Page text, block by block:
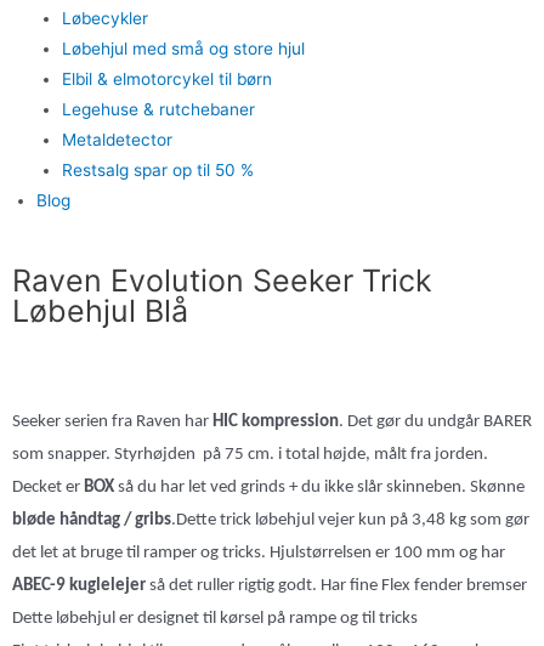
Løbecykler
Løbehjul med små og store hjul
Elbil & elmotorcykel til børn
Legehuse & rutchebaner
Metaldetector
Restsalg spar op til 50 %
Blog
Raven Evolution Seeker Trick
Løbehjul Blå
Seeker serien fra Raven har HIC kompression. Det gør du undgår BARER
som snapper. Styrhøjden på 75 cm. i total højde, målt fra jorden.
Decket er BOX så du har let ved grinds + du ikke slår skinneben. Skønne
bløde håndtag / gribs.Dette trick løbehjul vejer kun på 3,48 kg som gør
det let at bruge til ramper og tricks. Hjulstørrelsen er 100 mm og har
ABEC-9 kuglelejer så det ruller rigtig godt. Har fine Flex fender bremser
Dette løbehjul er designet til kørsel på rampe og til tricks